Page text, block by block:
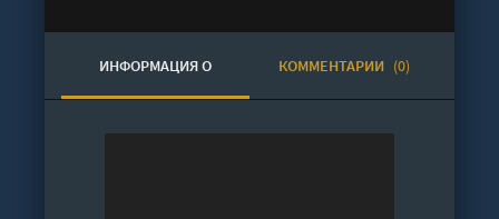
ИНФОРМАЦИЯ О
АУДИОКНИГЕ
КОММЕНТАРИИ (0)